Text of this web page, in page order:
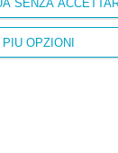
PIÙ OPZIONI
SENZA